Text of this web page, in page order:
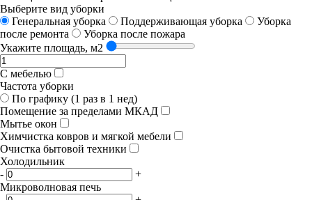
Выберите вид уборки
Генеральная уборка
Поддерживающая уборка
Уборка
после ремонта
Уборка после пожара
Укажите площадь, м2
С мебелью
Частота уборки
По графику (1 раз в 1 нед)
Помещение за пределами МКАД
Мытье окон
Химчистка ковров и мягкой мебели
Очистка бытовой техники
Холодильник
-
+
Микроволновая печь